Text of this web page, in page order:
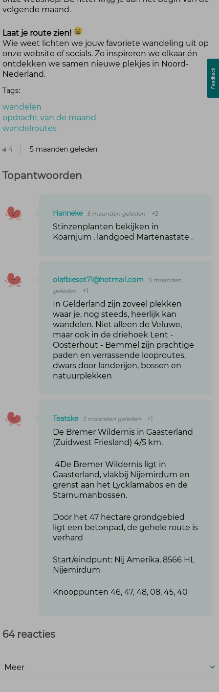
volgende maand.
Laat je route zien!
Wie weet lichten we jouw favoriete wandeling uit op
onze website of socials. Zo inspireren we elkaar én
ontdekken we samen nieuwe plekjes in Noord-
Nederland.
Tags:
wandelen
opdracht van de maand
wandelroutes
4 5 maanden geleden
Topantwoorden
Hanneke 5 maanden geleden +2
Stinzenplanten bekijken in
Koarnjum , landgoed Martenastate .
olafbiesot71@hotmail.com
5 maanden
geleden
+1
In Gelderland zijn zoveel plekken
waar je, nog steeds, heerlijk kan
wandelen. Niet alleen de Veluwe,
maar ook in de driehoek Lent -
Oosterhout - Bemmel zijn prachtige
paden en verrassende looproutes,
dwars door landerijen, bossen en
natuurplekken
Teatske 5 maanden geleden +1
De Bremer Wildernis in Gaasterland
(Zuidwest Friesland) 4/5 km.
4De Bremer Wildernis ligt in
Gaasterland, vlakbij Nijemirdum en
grenst aan het Lycklamabos en de
Starnumanbossen.
Door het 47 hectare grondgebied
ligt een betonpad, de gehele route is
verhard
Start/eindpunt: Nij Amerika, 8566 HL
Nijemirdum
Knooppunten 46, 47, 48, 08, 45, 40
64 reacties
Meer